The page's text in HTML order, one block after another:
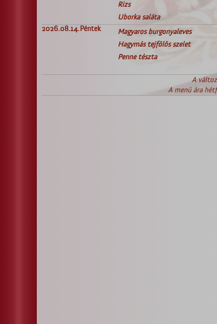
Rizs
Uborka saláta
2026.08.14. Péntek
Magyaros burgonyaleves
Hagymás tejfölös szelet
Penne tészta
A
A menü ára